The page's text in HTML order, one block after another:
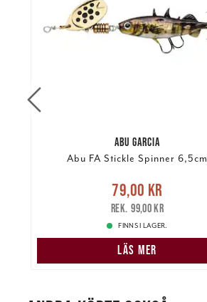
ABU GARCIA
Abu FA Stickle Spinner 6,5cm
Nuvarande pris:79,00 kr
pris:99,00 kr
79,00 kr
99,00 kr
FINNS I LAGER.
LÄS MER